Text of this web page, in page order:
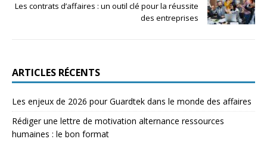
Les contrats d’affaires : un outil clé pour la réussite
des entreprises
ARTICLES RÉCENTS
Les enjeux de 2026 pour Guardtek dans le monde des affaires
Rédiger une lettre de motivation alternance ressources
humaines : le bon format